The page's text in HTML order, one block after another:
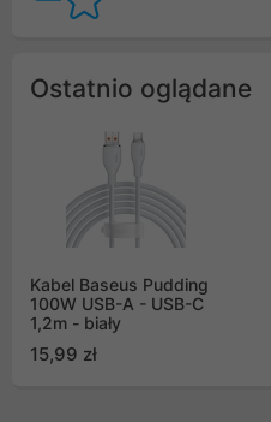
Ostatnio oglądane
Kabel Baseus Pudding
100W USB-A - USB-C
1,2m - biały
15,99 zł